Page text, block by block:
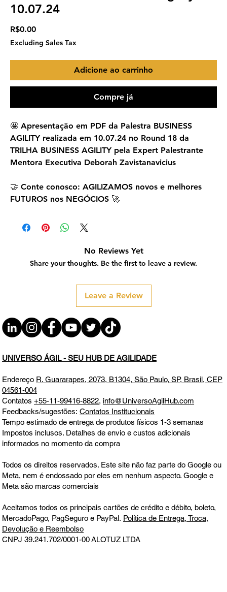
10.07.24
R$0.00Price
Excluding Sales Tax
Adicione ao carrinho
Compre já
🤩 Apresentação em PDF da Palestra BUSINESS
AGILITY realizada em 10.07.24 no Round 18 da
TRILHA BUSINESS AGILITY pela Expert Palestrante
Mentora Executiva Deborah Zavistanavicius
🤝 Conte conosco: AGILIZAMOS novos e melhores
FUTUROS nos NEGÓCIOS 🚀
No Reviews Yet
Share your thoughts. Be the first to leave a review.
Leave a Review
UNIVERSO ÁGIL - SEU HUB DE AGILIDADE
Endereço R. Guararapes, 2073, B1304, São Paulo, SP, Brasil, CEP
04561-004
Contatos+55-11-99416-8822, info@UniversoAgilHub.com
Feedbacks/sugestões:Contatos Institucionais
Tempo estimado de entrega de produtos físicos 1-3 semanas
Impostos inclusos. Detalhes de envio e custos adicionais
informados no momento da compra
Todos os direitos reservados. Este site não faz parte do Google ou
Meta, nem é endossado por eles em nenhum aspecto. Google e
Meta são marcas comerciais
Aceitamos todos os principais cartões de crédito e débito, boleto,
MercadoPago, PagSeguro e PayPal. Política de Entrega, Troca,
Devolução e Reembolso
CNPJ 39.241.702/0001-00ALOTUZ LTDA